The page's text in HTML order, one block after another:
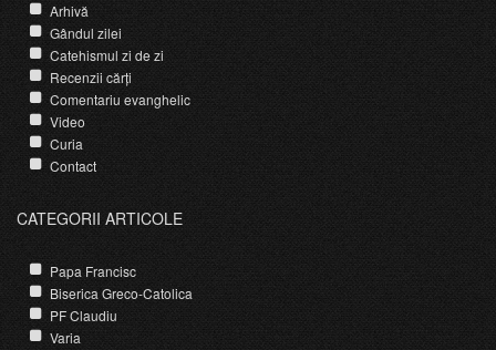
Arhivă
Gândul zilei
Catehismul zi de zi
Recenzii cărți
Comentariu evanghelic
Video
Curia
Contact
CATEGORII ARTICOLE
Papa Francisc
Biserica Greco-Catolica
PF Claudiu
Varia